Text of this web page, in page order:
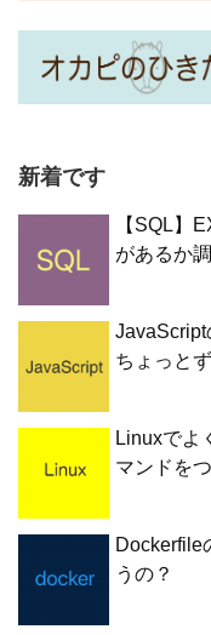
新着です
【SQL】
があるか
JavaScript
ちょっと
Linuxでよ
マンドを
Dockerfile
うの？